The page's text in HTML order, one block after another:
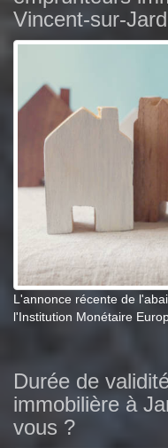
Vincent-sur-
L'annonce récente de
l'Institution Monétaire
Durée de
immobilière à
vous ?